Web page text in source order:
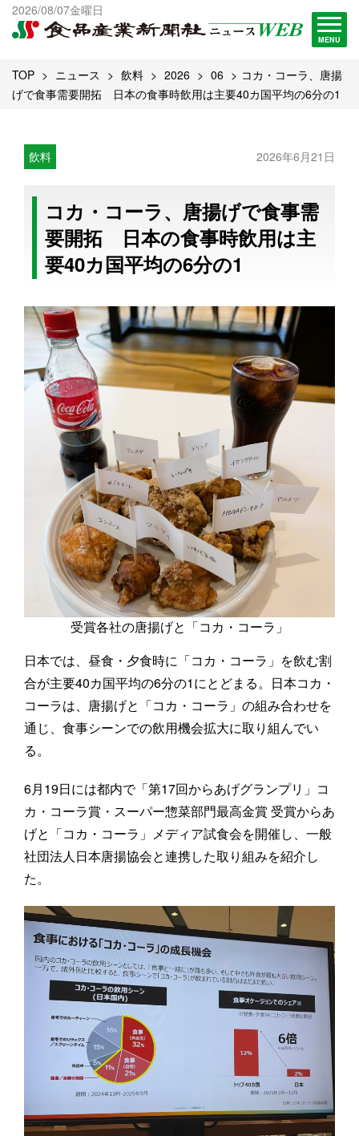
2026/08/07金曜日
MENU
出版物一覧へ
試読・購読申し込み
TOP ニュース 飲料 2026 06
コカ・コーラ、唐揚
げで食事需要開拓 日本の食事時飲用は主要40カ国平均の6分の1
飲料 2026年6月21日
コカ・コーラ、唐揚げで食事需
要開拓 日本の食事時飲用は主
要40カ国平均の6分の1
受賞各社の唐揚げと「コカ・コーラ」
日本では、昼食・夕食時に「コカ・コーラ」を飲む割
合が主要40カ国平均の6分の1にとどまる。日本コカ・
コーラは、唐揚げと「コカ・コーラ」の組み合わせを
通じ、食事シーンでの飲用機会拡大に取り組んでい
る。
6月19日には都内で「第17回からあげグランプリ」コ
カ・コーラ賞・スーパー惣菜部門最高金賞 受賞からあ
げと「コカ・コーラ」メディア試食会を開催し、一般
社団法人日本唐揚協会と連携した取り組みを紹介し
た。